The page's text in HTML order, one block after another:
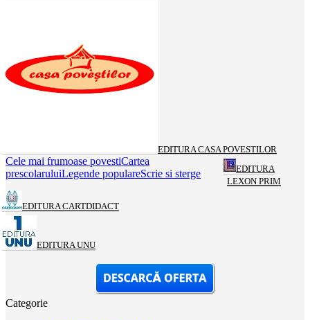
EDITURA CASA POVESTILOR
Cele mai frumoase povestiCartea
prescolaruluiLegende populareScrie si sterge
EDITURA
LEXON PRIM
EDITURA CARTDIDACT
EDITURA UNU
Categorie